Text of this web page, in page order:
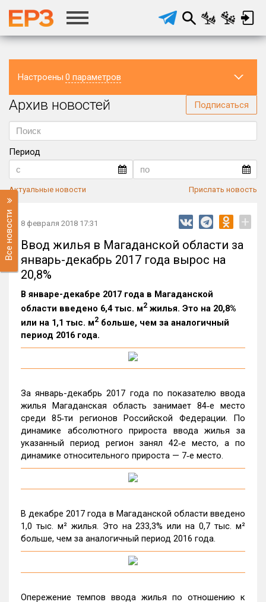
Настроены 0 параметров
Регион
Архив новостей Подписаться
Период
Актуальные новости Прислать новость
Все новости 8 февраля 2018 17:31 +
Ввод жилья в Магаданской области за
январь-декабрь 2017 года вырос на
20,8%
В январе-декабре 2017 года в Магаданской
области введено 6,4 тыс. м2 жилья. Это на 20,8%
или на 1,1 тыс. м2 больше, чем за аналогичный
период 2016 года.
За январь-декабрь 2017 года по показателю ввода
жилья Магаданская область занимает 84‑е место
среди 85‑ти регионов Российской Федерации. По
динамике абсолютного прироста ввода жилья за
указанный период регион занял 42‑е место, а по
динамике относительного прироста — 7‑е место.
В декабре 2017 года в Магаданской области введено
1,0 тыс. м² жилья. Это на 233,3% или на 0,7 тыс. м²
больше, чем за аналогичный период 2016 года.
Опережение темпов ввода жилья по отношению к